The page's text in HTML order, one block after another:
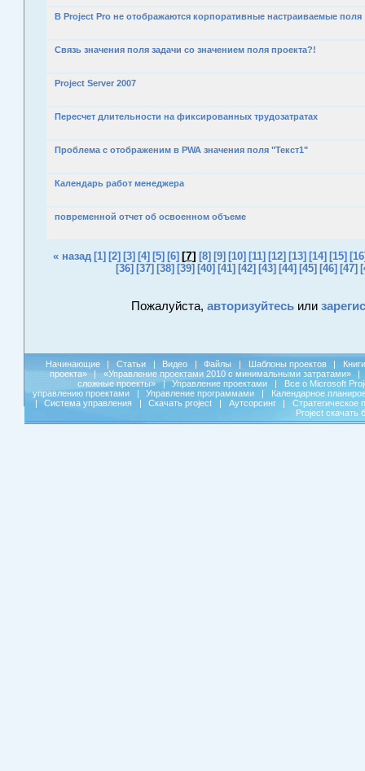
В Project Pro не отображаются корпоративные настраиваемые поля
Связь значения поля задачи со значением поля проекта?!
Project Server 2007
Пересчет длительности на фиксированных трудозатратах
Проблема с отображеним в PWA значения поля "Текст1"
Календарь работ менеджера
повременной отчет об освоенном объеме
« назад [1] [2] [3] [4] [5] [6] [7] [8] [9] [10] [11] [12] [13] [14] [15]
[36] [37] [38] [39] [40] [41] [42] [43] [44] [45] [46] [47]
Пожалуйста, авторизуйтесьили
Начинающие | Статьи | Видео | Файлы | Шаблоны проектов |
Книги
проекта»
| «Управление проектами 2010 с минимальными затратами»
|
сложные проекты»
| Управление проектами |
Все о Microsoft
управлению проектами
| Управление программами |
Календарное
|
Система управления | Скачать project | Аутсорсинг |
Стратегическое
Project скачать